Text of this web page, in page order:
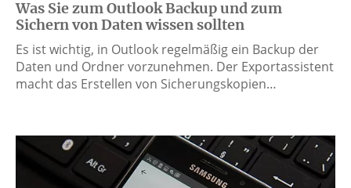
Was Sie zum Outlook Backup und zum
Sichern von Daten wissen sollten
Es ist wichtig, in Outlook regelmäßig ein Backup der
Daten und Ordner vorzunehmen. Der Exportassistent
macht das Erstellen von Sicherungskopien…